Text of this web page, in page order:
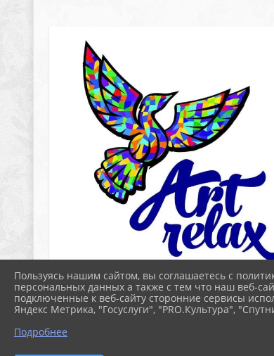
Пользуясь нашим сайтом, вы соглашаетесь с
персональных данных а также с тем что наш веб-
подключенные к веб-сайту сторонние сервисы
Яндекс Метрика, "Госуслуги", "PRO.Культура",
Подробнее